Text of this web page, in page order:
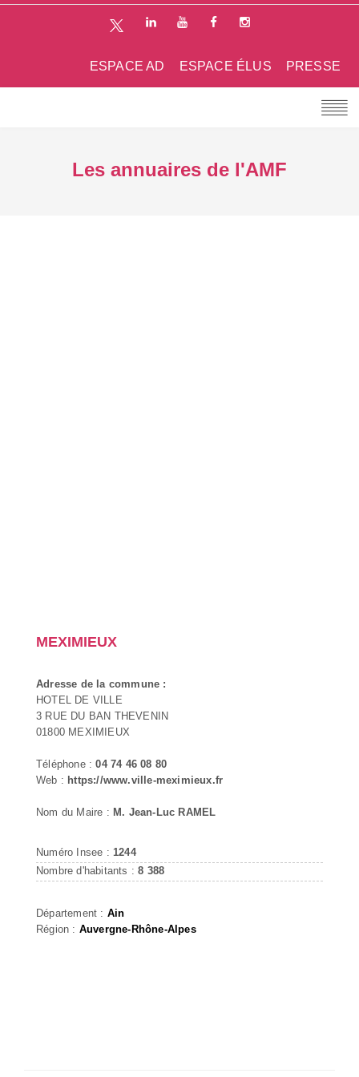
PRESSE
ESPACE ÉLUS
ESPACE AD
Les annuaires de l'AMF
MEXIMIEUX
Adresse de la commune :
HOTEL DE VILLE
3 RUE DU BAN THEVENIN
01800 MEXIMIEUX
Téléphone :04 74 46 08 80
Web : https://www.ville-meximieux.fr
Nom du Maire : M. Jean-Luc RAMEL
Numéro Insee : 1244
Nombre d'habitants :8 388
Département : Ain
Région : Auvergne-Rhône-Alpes